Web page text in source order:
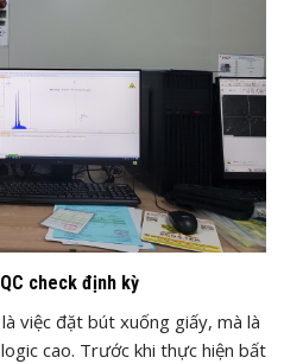
check định kỳ
việc đặt bút xuống giấy, mà là
cao. Trước khi thực hiện bất